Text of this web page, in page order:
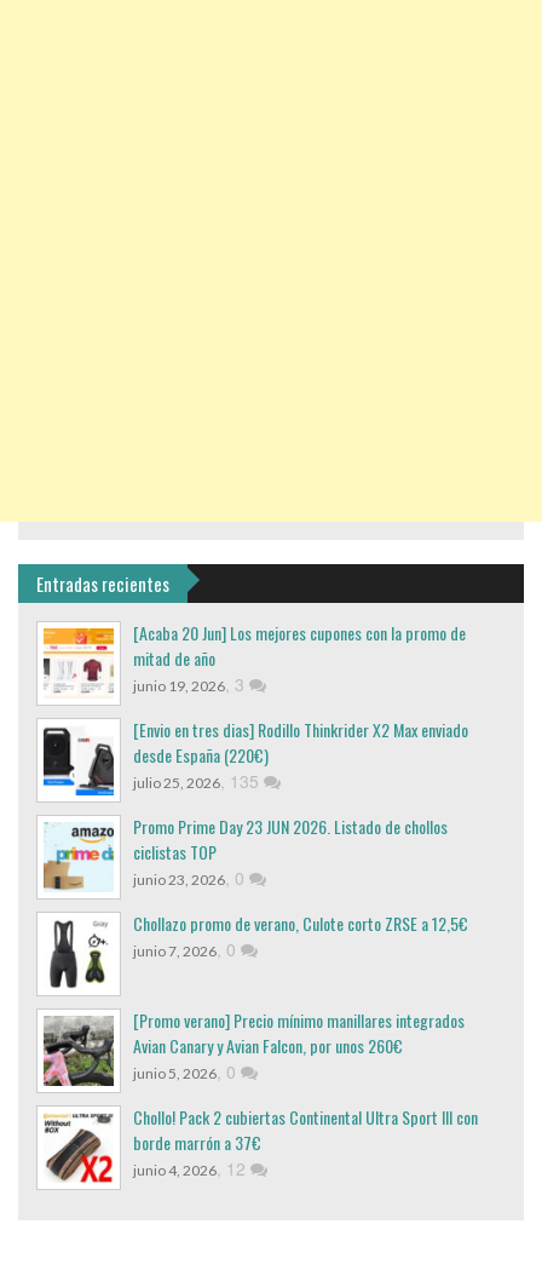
Entradas recientes
[Acaba 20 Jun] Los mejores cupones con la promo de
mitad de año
junio 19, 2026 3
[Envio en tres dias] Rodillo Thinkrider X2 Max enviado
desde España (220€)
julio 25, 2026 135
Promo Prime Day 23 JUN 2026. Listado de chollos
ciclistas TOP
junio 23, 2026 0
Chollazo promo de verano, Culote corto ZRSE a 12,5€
junio 7, 2026 0
[Promo verano] Precio mínimo manillares integrados
Avian Canary y Avian Falcon, por unos 260€
junio 5, 2026 0
Chollo! Pack 2 cubiertas Continental Ultra Sport III con
borde marrón a 37€
junio 4, 2026 12